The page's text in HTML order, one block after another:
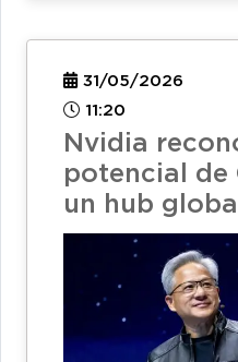
31/05/2026
11:20
Nvidia
potencial de
un hub